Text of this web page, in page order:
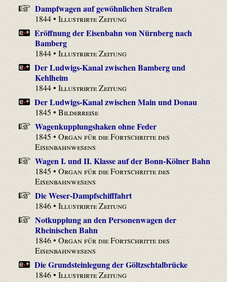
Dampfwagen auf gewöhnlichen Straßen
1844 •Illustrirte Zeitung
Eröffnung der Eisenbahn von Nürnberg nach
Bamberg
1844 •Illustrirte Zeitung
Der Ludwigs-Kanal zwischen Bamberg und
Kehlheim
1844 •Illustrirte Zeitung
Der Ludwigs-Kanal zwischen Main und Donau
1845 •Bilderreise
Wagenkupplungshaken ohne Feder
1845 •Organ für die Fortschritte des
Eisenbahnwesens
Wagen I. und II. Klasse auf der Bonn-Kölner Bahn
1845 •Organ für die Fortschritte des
Eisenbahnwesens
Die Weser-Dampfschifffahrt
1846 •Illustrirte Zeitung
Notkupplung an den Personenwagen der
Rheinischen Bahn
1846 •Organ für die Fortschritte des
Eisenbahnwesens
Die Grundsteinlegung der Göltzschtalbrücke
1846 •Illustrirte Zeitung